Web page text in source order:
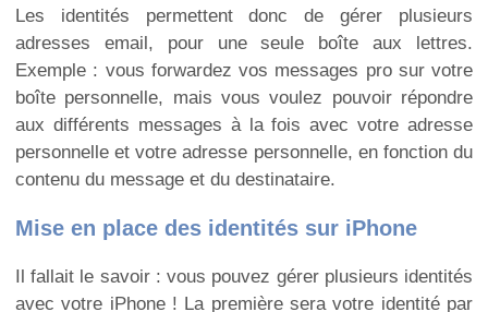
Les identités permettent donc de gérer plusieurs
adresses email, pour une seule boîte aux lettres.
Exemple : vous forwardez vos messages pro sur votre
boîte personnelle, mais vous voulez pouvoir répondre
aux différents messages à la fois avec votre adresse
personnelle et votre adresse personnelle, en fonction du
contenu du message et du destinataire.
Mise en place des identités sur iPhone
Il fallait le savoir : vous pouvez gérer plusieurs identités
avec votre iPhone ! La première sera votre identité par